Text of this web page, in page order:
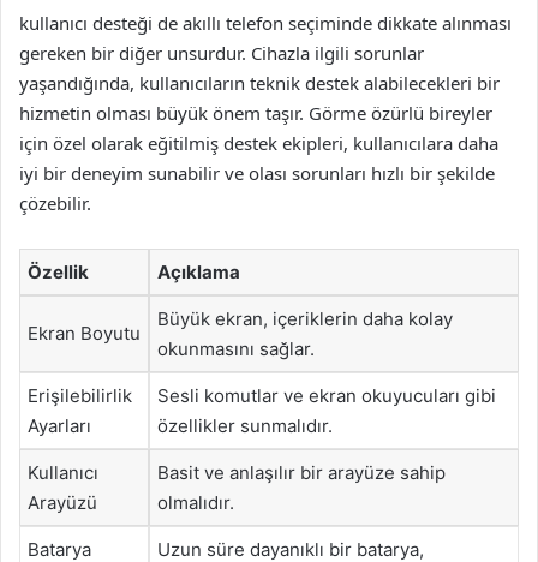
kullanıcı desteği de akıllı telefon seçiminde dikkate alınması
gereken bir diğer unsurdur. Cihazla ilgili sorunlar
yaşandığında, kullanıcıların teknik destek alabilecekleri bir
hizmetin olması büyük önem taşır. Görme özürlü bireyler
için özel olarak eğitilmiş destek ekipleri, kullanıcılara daha
iyi bir deneyim sunabilir ve olası sorunları hızlı bir şekilde
çözebilir.
Özellik Açıklama
Ekran Boyutu
Büyük ekran, içeriklerin daha kolay
okunmasını sağlar.
Erişilebilirlik
Ayarları
Sesli komutlar ve ekran okuyucuları gibi
özellikler sunmalıdır.
Kullanıcı
Arayüzü
Basit ve anlaşılır bir arayüze sahip
olmalıdır.
Batarya
Uzun süre dayanıklı bir batarya,